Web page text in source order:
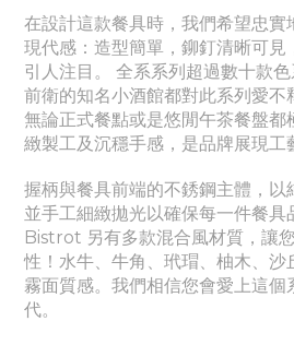
在設計這款餐具時，我們希望忠實
現代感：造型簡單，鉚釘清晰可見
引人注目。 全系系列超過數十款
前衛的知名小酒館都對此系列愛不
無論正式餐點或是悠閒午茶餐盤都
緻製工及沉穩手感，是品牌展現工
握柄與餐具前端的不銹鋼主體，以
並手工細緻拋光以確保每一件餐具
Bistrot 另有多款混合風材質，讓
性！水牛、牛角、玳瑁、柚木、沙
霧面質感。我們相信您會愛上這個
代。